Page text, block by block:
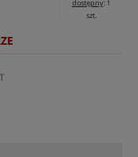
dostępny: 1
szt.